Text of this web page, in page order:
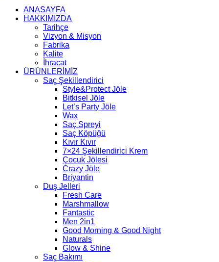
ANASAYFA
HAKKIMIZDA
Tarihçe
Vizyon & Misyon
Fabrika
Kalite
İhracat
ÜRÜNLERİMİZ
Saç Şekillendirici
Style&Protect Jöle
Bitkisel Jöle
Let’s Party Jöle
Wax
Saç Spreyi
Saç Köpüğü
Kıvır Kıvır
7×24 Şekillendirici Krem
Çocuk Jölesi
Crazy Jöle
Briyantin
Duş Jelleri
Fresh Care
Marshmallow
Fantastic
Men 2in1
Good Morning & Good Night
Naturals
Glow & Shine
Saç Bakımı